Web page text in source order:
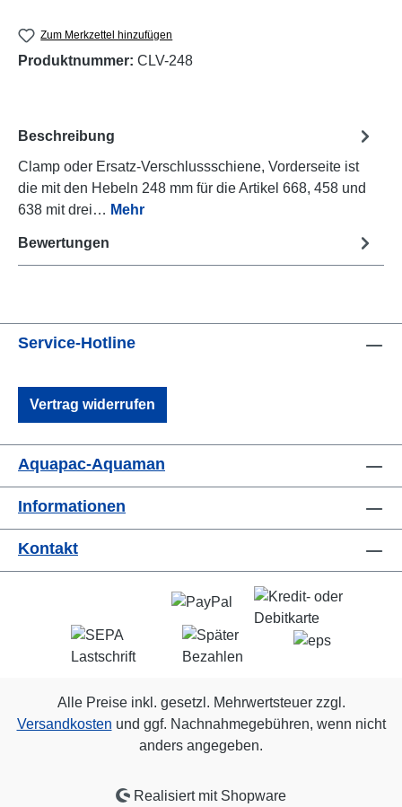
Zum Merkzettel hinzufügen
Produktnummer: CLV-248
Beschreibung
Clamp oder Ersatz-Verschlussschiene, Vorderseite ist
die mit den Hebeln 248 mm für die Artikel 668, 458 und
638 mit drei… Mehr
Bewertungen
Service-Hotline
Vertrag widerrufen
Aquapac-Aquaman
Informationen
Kontakt
Alle Preise inkl. gesetzl. Mehrwertsteuer zzgl.
Versandkosten und ggf. Nachnahmegebühren, wenn nicht
anders angegeben.
Realisiert mit Shopware